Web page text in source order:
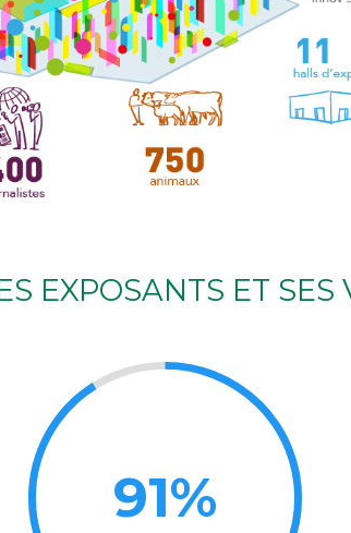
EXPOSANTS ET SES
91%